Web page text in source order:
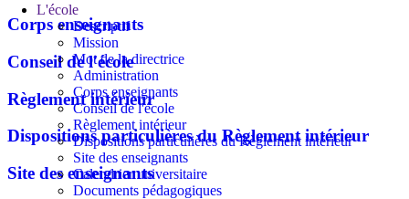
L'école
Descriptif
Mission
Mot de la directrice
Administration
Corps enseignants
Conseil de l'école
Règlement intérieur
Dispositions particulières du Règlement intérieur
Site des enseignants
Calendrier universitaire
Documents pédagogiques
Corps enseignants
Conseil de l'école
Règlement intérieur
Dispositions particulières du Règlement intérieur
Site des enseignants